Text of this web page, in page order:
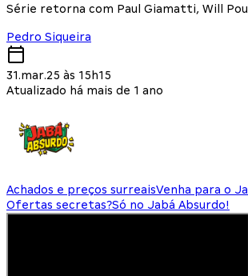
Série retorna com Paul Giamatti, Will
Pedro Siqueira
31.mar.25 às 15h15
Atualizado há mais de 1 ano
Achados e preços surreaisVenha para o
Ofertas secretas?Só no Jabá Absurdo!